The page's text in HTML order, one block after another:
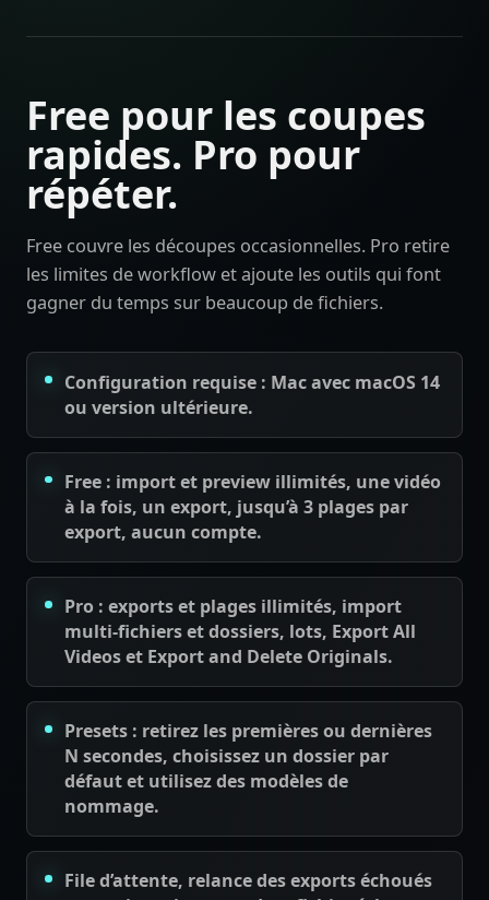
Free pour les coupes
rapides. Pro pour
répéter.
Free couvre les découpes occasionnelles. Pro retire
les limites de workflow et ajoute les outils qui font
gagner du temps sur beaucoup de fichiers.
Configuration requise : Mac avec macOS 14
ou version ultérieure.
Free : import et preview illimités, une vidéo
à la fois, un export, jusqu’à 3 plages par
export, aucun compte.
Pro : exports et plages illimités, import
multi-fichiers et dossiers, lots, Export All
Videos et Export and Delete Originals.
Presets : retirez les premières ou dernières
N secondes, choisissez un dossier par
défaut et utilisez des modèles de
nommage.
File d’attente, relance des exports échoués